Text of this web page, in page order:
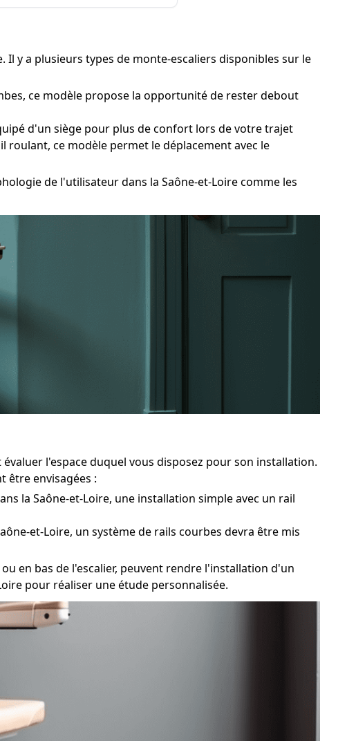
y a plusieurs types de monte-escaliers disponibles sur le
ce modèle propose la opportunité de rester debout
d'un siège pour plus de confort lors de votre trajet
ce modèle permet le déplacement avec le
de l'utilisateur dans la Saône-et-Loire comme les
l'espace duquel vous disposez pour son installation.
être envisagées :
la Saône-et-Loire, une installation simple avec un rail
et-Loire, un système de rails courbes devra être mis
en bas de l'escalier, peuvent rendre l'installation d'un
pour réaliser une étude personnalisée.